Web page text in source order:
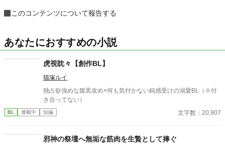
このコンテンツについて報告する
あなたにおすすめの小説
虎視眈々【創作BL】
猫塚ルイ
独占欲強めな腹黒攻め×何も気付かない鈍感受けの溺愛BL（※付
き合ってない）
BL 連載中 短編 文字数：20,907
邪神の祭壇へ無垢な筋肉を生贄として捧ぐ